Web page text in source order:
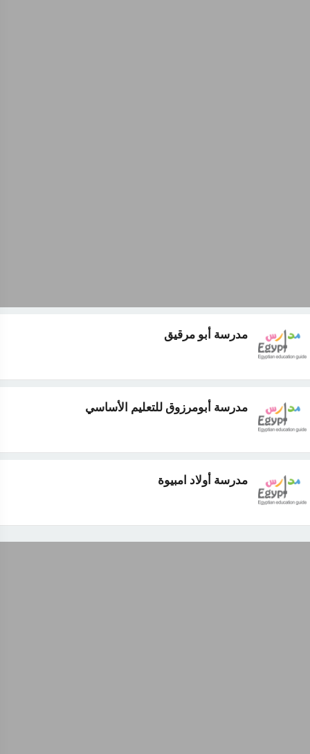
مدرسة أبو مرقيق
مدرسة أبومرزوق للتعليم الأساسي
مدرسة أولاد امبيوة